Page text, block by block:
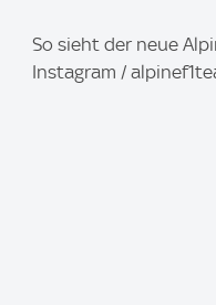
m
So sieht der neue
Instagram /